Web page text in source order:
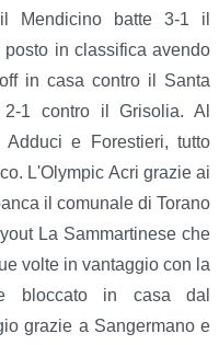
Mendicino batte 3-1 il
in classifica avendo
in casa contro il Santa
1 contro il Grisolia. Al
e Forestieri, tutto
L'Olympic Acri grazie ai
il comunale di Torano
La Sammartinese che
volte in vantaggio con la
bloccato in casa dal
grazie a Sangermano e